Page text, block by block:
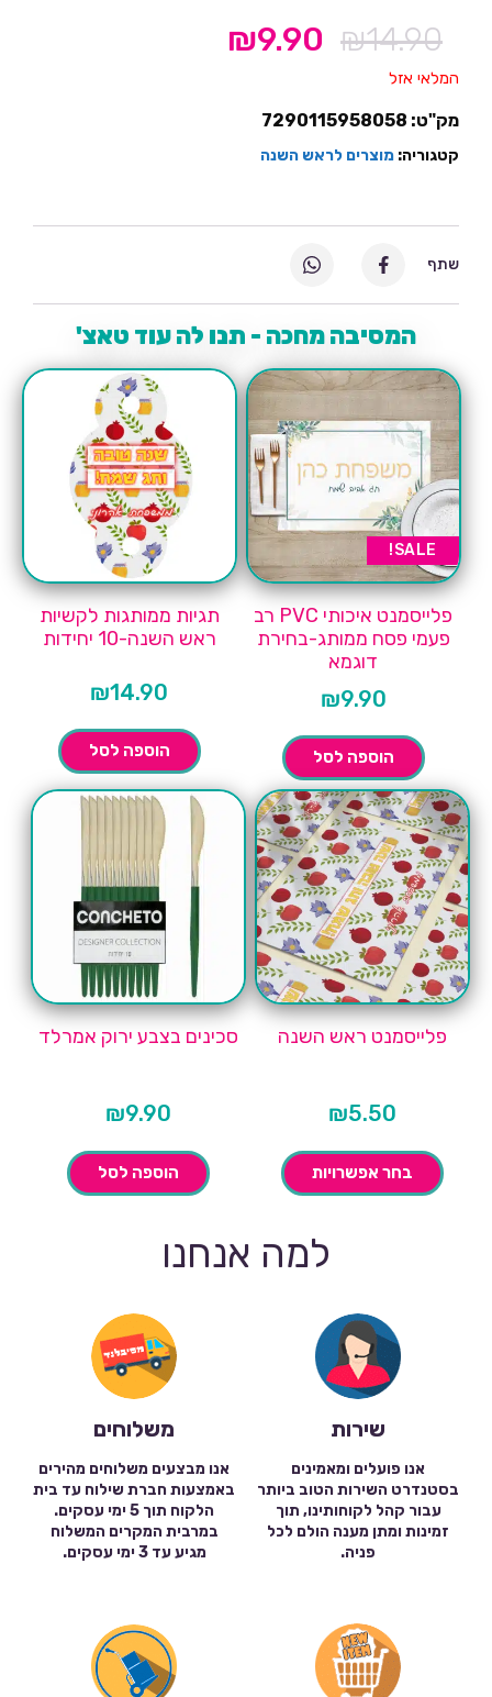
₪14.90
המחיר
₪14.90.
₪9.90
המלאי אזל
מק"ט: 7290115958058
קטגוריה: מוצרים לראש השנה
המסיבה מחכה - תנו לה עוד טאצ'
SALE!
פלייסמנט איכותי PVC רב
פעמי פסח ממותג-בחירת
דוגמא
₪9.90
הוספה לסל
תגיות ממותגות לקשיות
ראש השנה-10 יחידות
₪14.90
הוספה לסל
פלייסמנט ראש השנה
₪5.50
בחר אפשרויות
סכינים בצבע ירוק אמרלד
₪9.90
הוספה לסל
שתף
למה אנחנו
שירות
אנו פועלים ומאמינים
בסטנדרט השירות הטוב ביותר
עבור קהל לקוחותינו, תוך
זמינות ומתן מענה הולם לכל
פניה.
משלוחים
אנו מבצעים משלוחים מהירים
באמצעות חברת שילוח עד בית
הלקוח תוך 5 ימי עסקים.
במרבית המקרים המשלוח
מגיע עד 3 ימי עסקים.